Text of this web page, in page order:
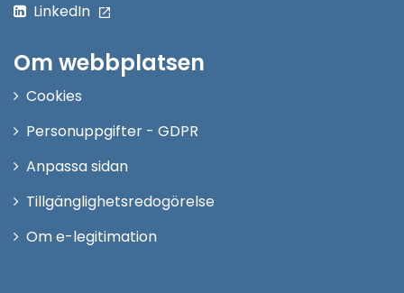
LinkedIn
Om webbplatsen
Cookies
Personuppgifter - GDPR
Anpassa sidan
Tillgänglighetsredogörelse
Om e-legitimation